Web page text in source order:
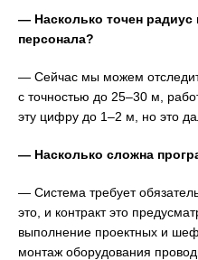
— Насколько точен радиус
персонала?
— Сейчас мы можем
с точностью до 25–30 м,
эту цифру до 1–2 м, но это
— Насколько сложна
— Система требует
это, и контракт это
выполнение проектных и
монтаж оборудования